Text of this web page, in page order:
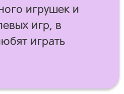
игрушек и
игр, в
играть